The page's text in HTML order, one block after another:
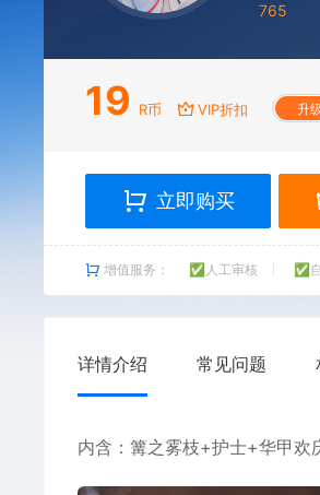
765
19 R币 VIP折扣 升
立即购买
增值服务： ✅人工审核 ✅
详情介绍 常见问题
内含：篝之雾枝+护士+华甲